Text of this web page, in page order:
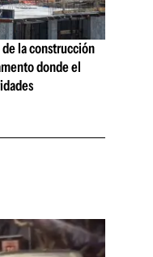
la construcción
donde el